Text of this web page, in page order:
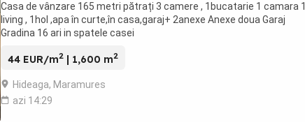
Casa de vânzare 165 metri pătrați 3 camere , 1bucatarie 1 camara 1
living , 1hol ,apa în curte,în casa,garaj+ 2anexe Anexe doua Garaj
Gradina 16 ari in spatele casei
44 EUR/m2 | 1,600 m2
Hideaga, Maramures
azi 14:29